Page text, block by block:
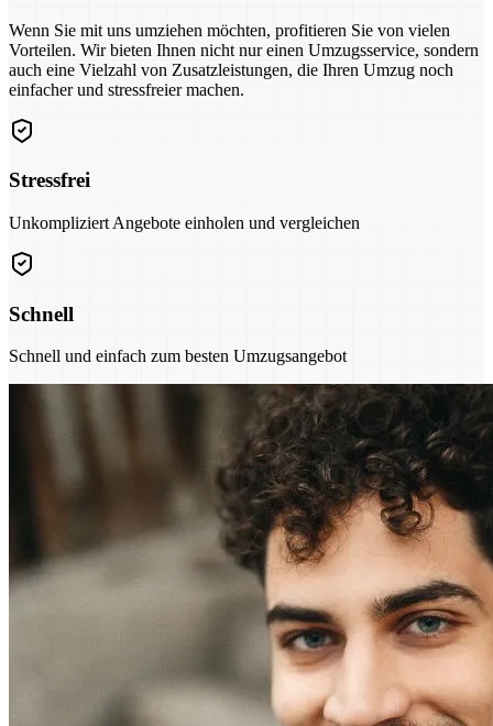
Wenn Sie mit uns umziehen möchten, profitieren Sie von vielen
Vorteilen. Wir bieten Ihnen nicht nur einen Umzugsservice, sondern
auch eine Vielzahl von Zusatzleistungen, die Ihren Umzug noch
einfacher und stressfreier machen.
Stressfrei
Unkompliziert Angebote einholen und vergleichen
Schnell
Schnell und einfach zum besten Umzugsangebot